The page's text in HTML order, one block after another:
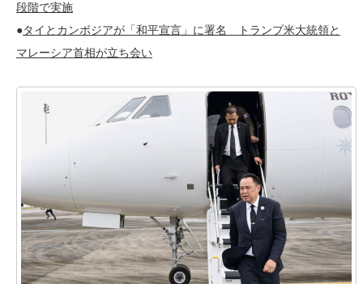
段階で実施
●タイとカンボジアが「和平宣言」に署名 トランプ米大統領と
マレーシア首相が立ち会い